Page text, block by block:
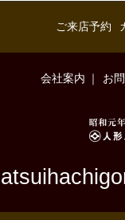
ご来店予約
会社案内 お